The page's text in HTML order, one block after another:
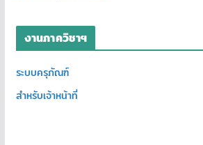
งานภาควิชาฯ
ระบบครุภัณฑ์
สำหรับเจ้าหน้าที่